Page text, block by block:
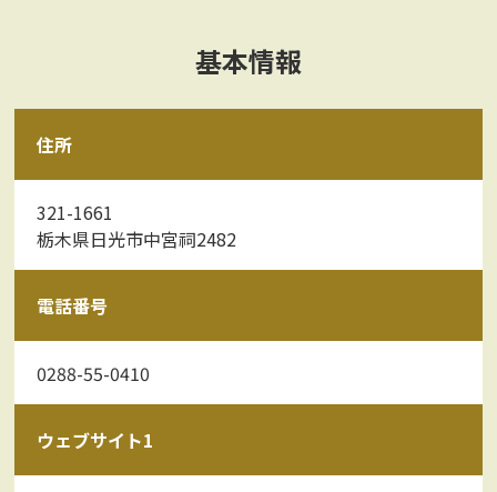
基本情報
住所
321-1661
栃木県日光市中宮祠2482
電話番号
0288-55-0410
ウェブサイト1